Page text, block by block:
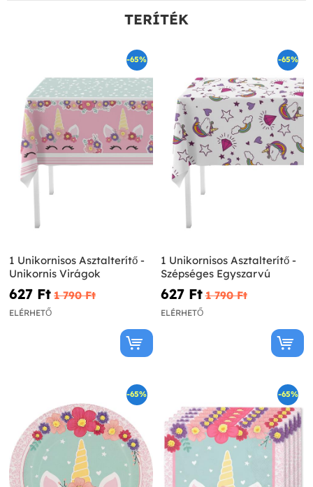
TERÍTÉK
-65%
1 Unikornisos Asztalterítő -
Unikornis Virágok
627 Ft‎ 1 790 Ft‎
ELÉRHETŐ
-65%
1 Unikornisos Asztalterítő -
Szépséges Egyszarvú
627 Ft‎ 1 790 Ft‎
ELÉRHETŐ
-65% -65%